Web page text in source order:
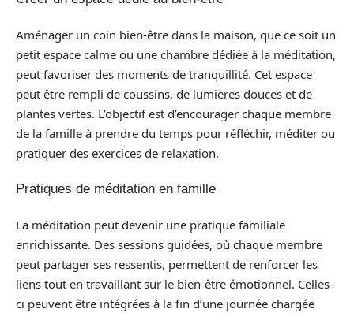
Aménager un coin bien-être dans la maison, que ce soit un
petit espace calme ou une chambre dédiée à la méditation,
peut favoriser des moments de tranquillité. Cet espace
peut être rempli de coussins, de lumières douces et de
plantes vertes. L’objectif est d’encourager chaque membre
de la famille à prendre du temps pour réfléchir, méditer ou
pratiquer des exercices de relaxation.
Pratiques de méditation en famille
La méditation peut devenir une pratique familiale
enrichissante. Des sessions guidées, où chaque membre
peut partager ses ressentis, permettent de renforcer les
liens tout en travaillant sur le bien-être émotionnel. Celles-
ci peuvent être intégrées à la fin d’une journée chargée